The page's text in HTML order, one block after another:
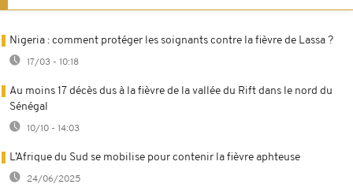
Nigeria : comment protéger les soignants contre la fièvre de Lassa ?
17/03 - 10:18
Au moins 17 décès dus à la fièvre de la vallée du Rift dans le nord du
Sénégal
10/10 - 14:03
L’Afrique du Sud se mobilise pour contenir la fièvre aphteuse
24/06/2025